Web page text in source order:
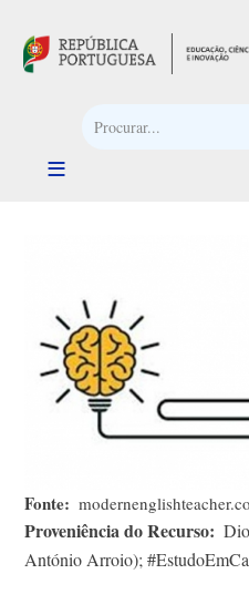
Fonte
Proveniência do Recurso
António Arroio);